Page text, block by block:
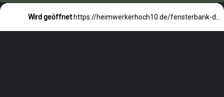
Wird geöffnet